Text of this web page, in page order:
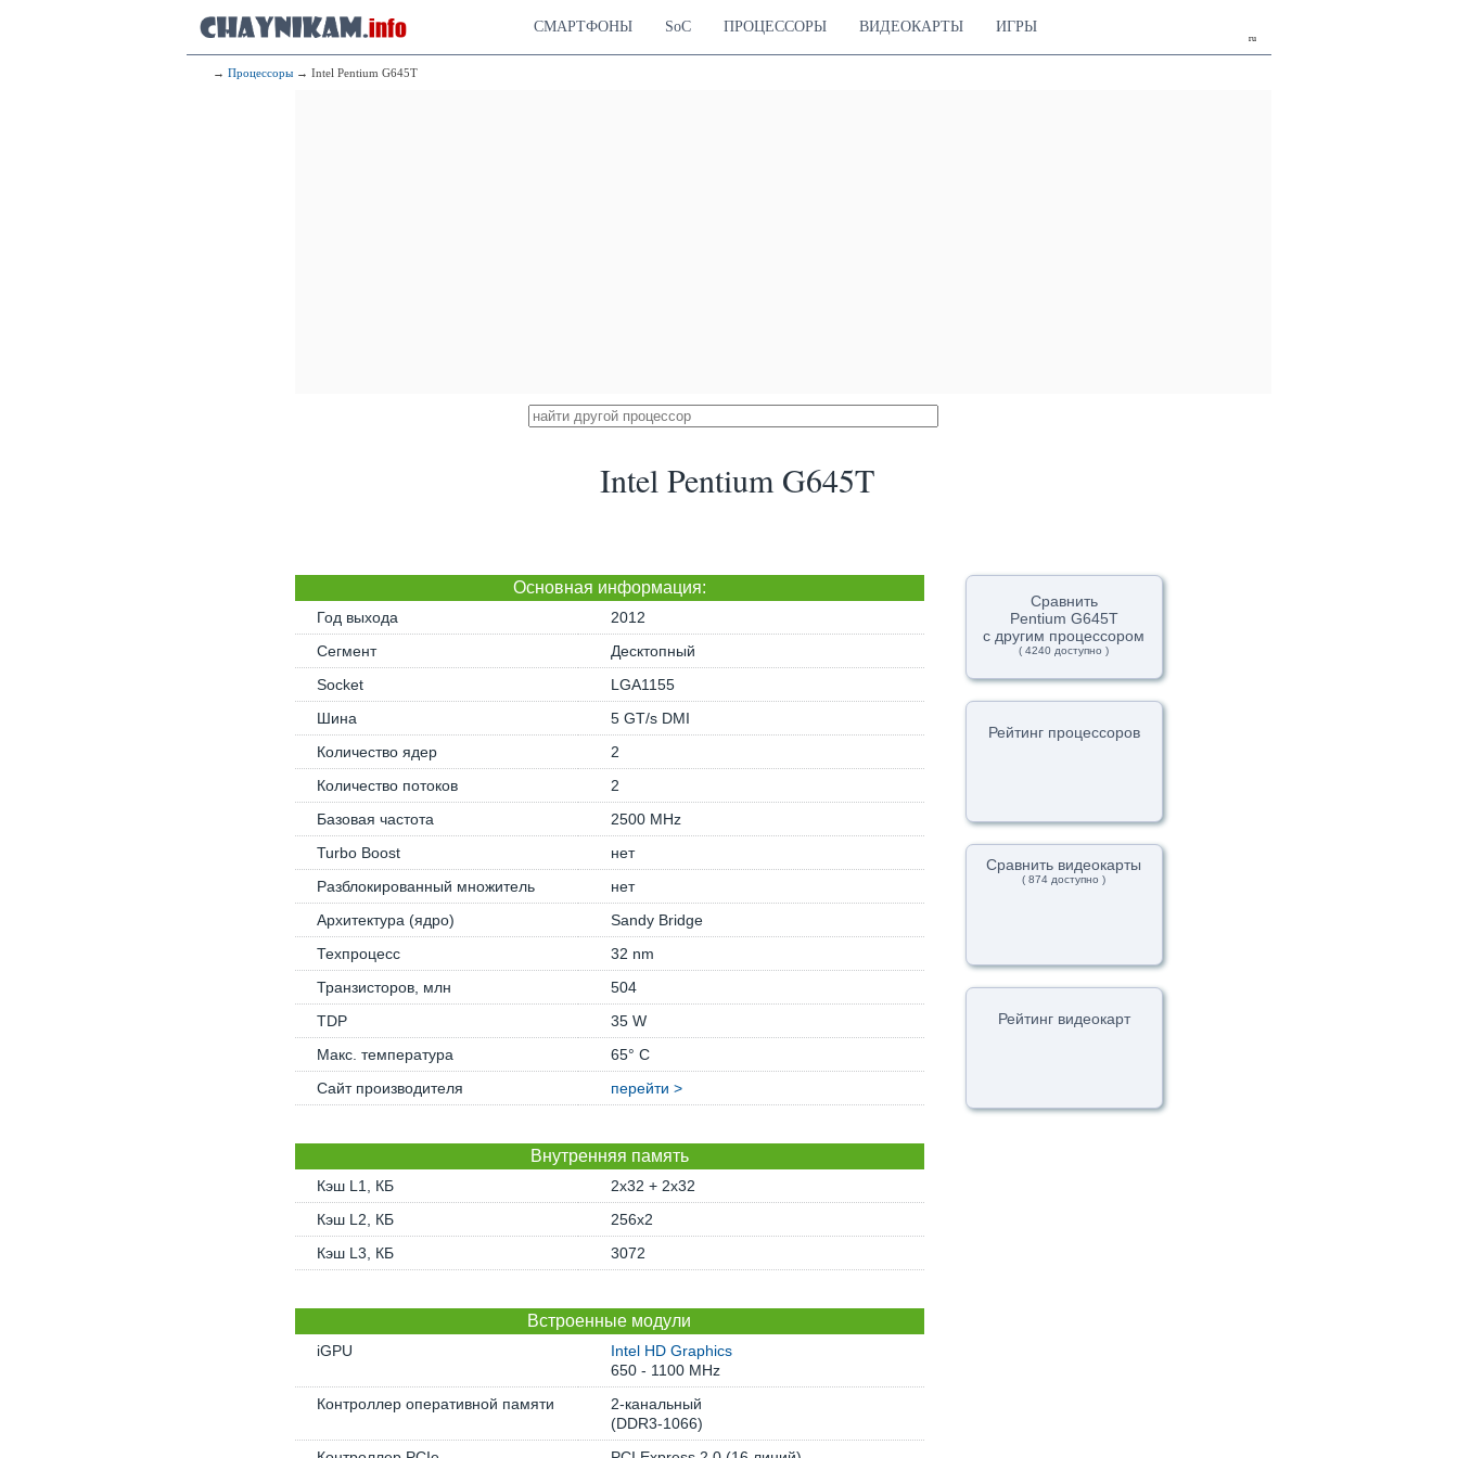
ru
СМАРТФОНЫ SoC ПРОЦЕССОРЫ ВИДЕОКАРТЫ ИГРЫ
→ Процессоры → Intel Pentium G645T
Intel Pentium G645T
Основная информация:
Год выхода
2012
Сегмент
Десктопный
Socket
LGA1155
Шина
5 GT/s DMI
Количество ядер
2
Количество потоков
2
Базовая частота
2500 MHz
Turbo Boost
нет
Разблокированный множитель
нет
Архитектура (ядро)
Sandy Bridge
Техпроцесс
32 nm
Транзисторов, млн
504
TDP
35 W
Макс. температура
65° C
Сайт производителя
перейти >
Внутренняя память
Кэш L1, КБ
2x32 + 2x32
Кэш L2, КБ
256x2
Кэш L3, КБ
3072
Встроенные модули
iGPU
Intel HD Graphics
650 - 1100 MHz
Контроллер оперативной памяти
2-канальный
(DDR3-1066)
Сравнить
Pentium G645T
с другим процессором
( 4240 доступно )
Рейтинг процессоров
Сравнить видеокарты
( 874 доступно )
Рейтинг видеокарт